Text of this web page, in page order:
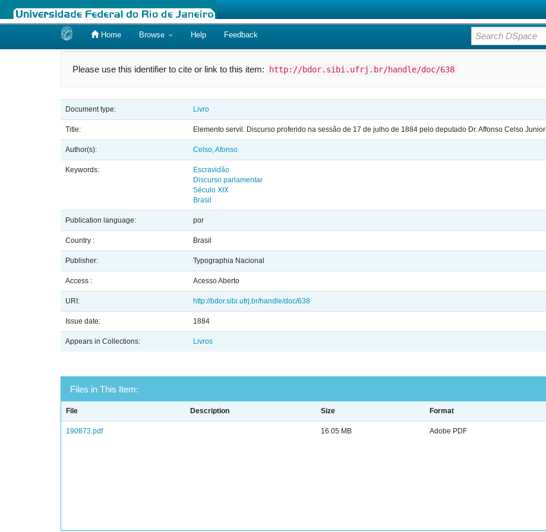
Home Browse Help Feedback
Please use this identifier to cite or link to this item: http://bdor.sibi.ufrj.br/handle/doc/638
Document type: Livro
Title: Elemento servil. Discurso proferido na sessão de 17 de julho de 1884 pelo deputado Dr. Affonso Celso Junior
Author(s): Celso, Afonso
Keywords:
Escravidão
Discurso parlamentar
Século XIX
Brasil
Publication language: por
Country : Brasil
Publisher: Typographia Nacional
Access : Acesso Aberto
URI: http://bdor.sibi.ufrj.br/handle/doc/638
Issue date: 1884
Appears in Collections: Livros
Files in This Item:
File Description Size Format
190873.pdf 16.05 MB Adobe PDF